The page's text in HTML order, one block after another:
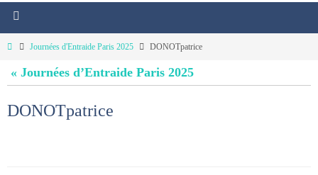
HomeJournées d'Entraide Paris 2025 DONOTpatrice
« Journées d’Entraide Paris 2025
DONOTpatrice